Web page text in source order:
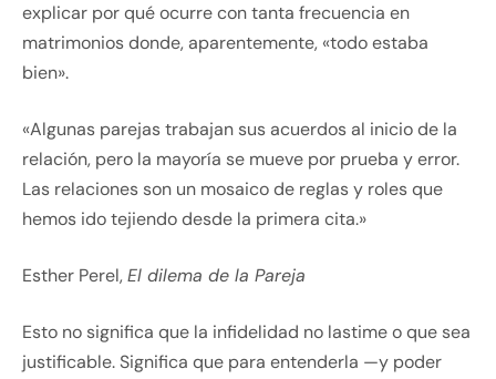
explicar por qué ocurre con tanta frecuencia en
matrimonios donde, aparentemente, «todo estaba
bien».
«Algunas parejas trabajan sus acuerdos al inicio de la
relación, pero la mayoría se mueve por prueba y error.
Las relaciones son un mosaico de reglas y roles que
hemos ido tejiendo desde la primera cita.»
Esther Perel,El dilema de la Pareja
Esto no significa que la infidelidad no lastime o que sea
justificable. Significa que para entenderla —y poder